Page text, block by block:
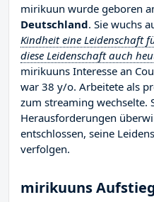
mirikuun wurde geboren
Deutschland. Sie wuchs
Kindheit eine Leidenschaft
diese Leidenschaft auch
mirikuuns Interesse an
war 38 y/o. Arbeitete als
zum streaming wechselte.
Herausforderungen
entschlossen, seine
verfolgen.
mirikuuns